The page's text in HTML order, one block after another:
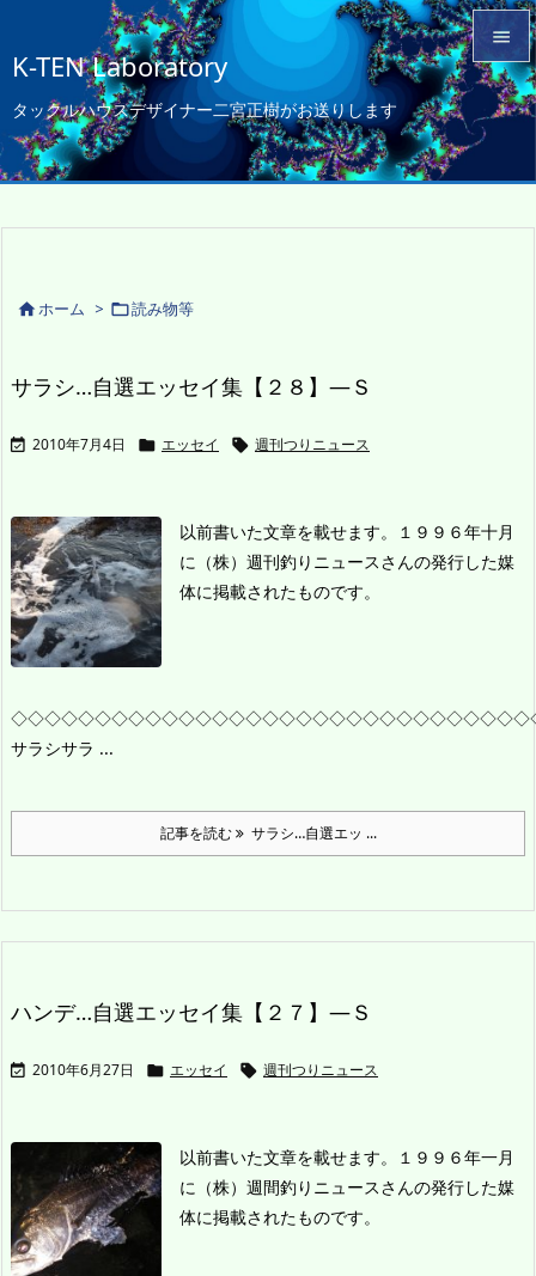
K-TEN Laboratory
タックルハウスデザイナー二宮正樹がお送りします


メニュ
ホーム > 読み物等
サラシ…自選エッセイ集【２８】―Ｓ
 2010年7月4日  エッセイ  週刊つりニュース
以前書いた文章を載せます。
１９９６年十月
に（株）週刊釣りニュースさんの発行した媒
体に掲載されたものです。
サラシサラ ...
記事を読む サラシ…自選エッ ...
ハンデ…自選エッセイ集【２７】―Ｓ
 2010年6月27日  エッセイ  週刊つりニュース
以前書いた文章を載せます。
１９９６年一月
に（株）週間釣りニュースさんの発行した媒
体に掲載されたものです。